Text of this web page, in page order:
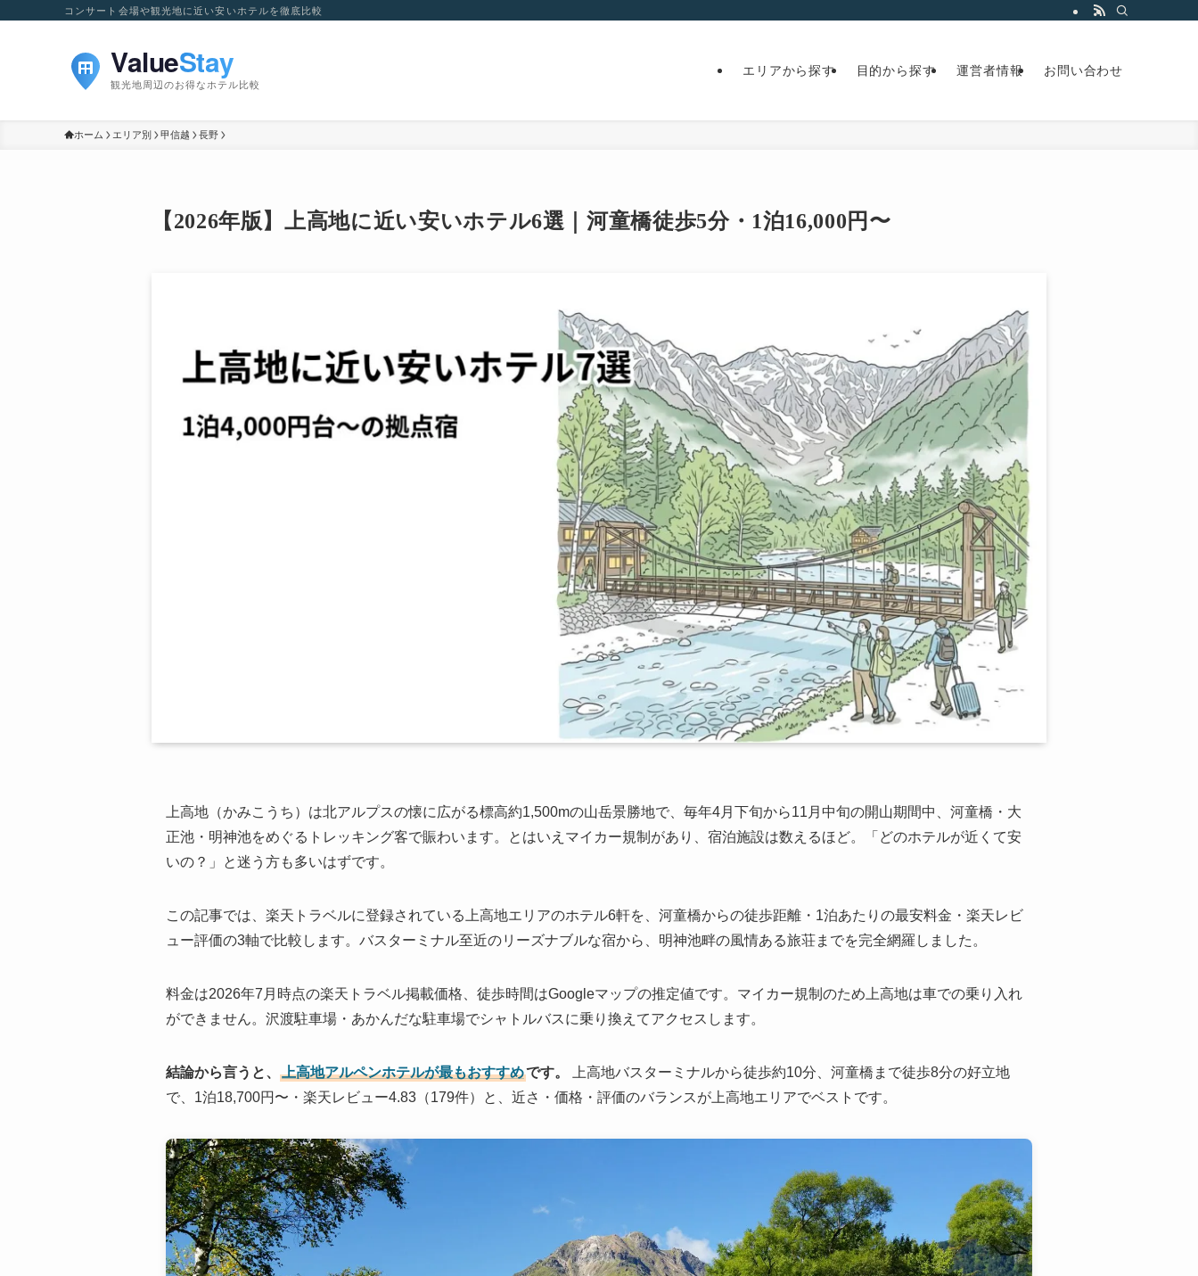
コンサート会場や観光地に近い安いホテルを徹底比較
エリアから探す 目的から探す 運営者情報 お問い合わせ
ホーム エリア別 甲信越 長野
【2026年版】上高地に近い安いホテル6選｜河童橋徒歩5分・1泊16,000円〜
上高地（かみこうち）は北アルプスの懐に広がる標高約1,500mの山岳景勝地で、毎年4月下旬から11月中旬の開山期間中、河童橋・大
正池・明神池をめぐるトレッキング客で賑わいます。とはいえマイカー規制があり、宿泊施設は数えるほど。「どのホテルが近くて安
いの？」と迷う方も多いはずです。
この記事では、楽天トラベルに登録されている上高地エリアのホテル6軒を、河童橋からの徒歩距離・1泊あたりの最安料金・楽天レビ
ュー評価の3軸で比較します。バスターミナル至近のリーズナブルな宿から、明神池畔の風情ある旅荘までを完全網羅しました。
料金は2026年7月時点の楽天トラベル掲載価格、徒歩時間はGoogleマップの推定値です。マイカー規制のため上高地は車での乗り入れ
ができません。沢渡駐車場・あかんだな駐車場でシャトルバスに乗り換えてアクセスします。
結論から言うと、 上高地アルペンホテルが最もおすすめです。
上高地バスターミナルから徒歩約10分、河童橋まで徒歩8分の好立地
で、1泊18,700円〜・楽天レビュー4.83（179件）と、近さ・価格・評価のバランスが上高地エリアでベストです。